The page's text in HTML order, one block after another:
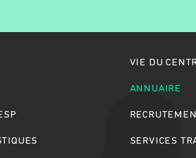
VIE DU
ANNUAIRE
SERVICES